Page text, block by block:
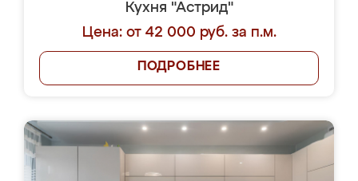
Кухня "Астрид"
Цена: от 42 000 руб. за п.м.
ПОДРОБНЕЕ